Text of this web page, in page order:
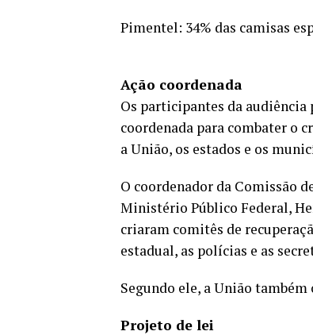
Pimentel: 34% das camisas
Ação coordenada
Os participantes da
coordenada para combater o
a União, os estados e os
O coordenador da Comissão
Ministério Público Federal,
criaram comitês de
estadual, as polícias e as
Segundo ele, a União
Projeto de lei